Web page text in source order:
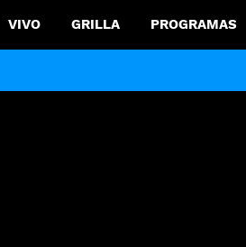
VIVO GRILLA PROGRAMAS